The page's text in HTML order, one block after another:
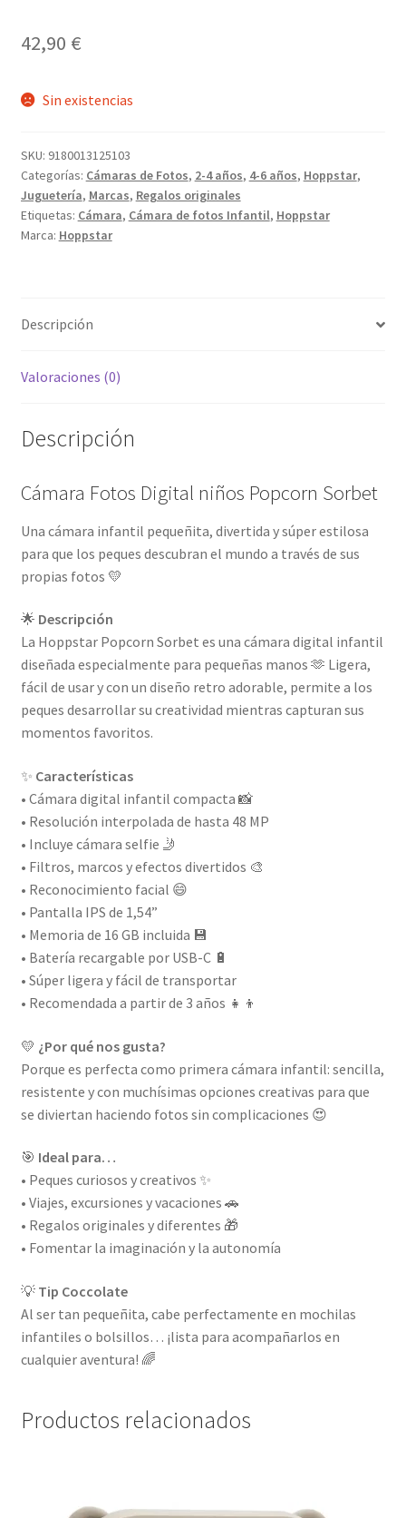
42,90 €
Sin existencias
SKU: 9180013125103
Categorías: Cámaras de Fotos, 2-4 años, 4-6 años, Hoppstar,
Juguetería, Marcas, Regalos originales
Etiquetas: Cámara, Cámara de fotos Infantil, Hoppstar
Marca: Hoppstar
Descripción
Valoraciones (0)
Descripción
Cámara Fotos Digital niños Popcorn Sorbet
Una cámara infantil pequeñita, divertida y súper estilosa
para que los peques descubran el mundo a través de sus
propias fotos 💛
🌟 Descripción
La Hoppstar Popcorn Sorbet es una cámara digital infantil
diseñada especialmente para pequeñas manos 🫶 Ligera,
fácil de usar y con un diseño retro adorable, permite a los
peques desarrollar su creatividad mientras capturan sus
momentos favoritos.
✨ Características
• Cámara digital infantil compacta 📸
• Resolución interpolada de hasta 48 MP
• Incluye cámara selfie 🤳
• Filtros, marcos y efectos divertidos 🎨
• Reconocimiento facial 😄
• Pantalla IPS de 1,54”
• Memoria de 16 GB incluida 💾
• Batería recargable por USB-C 🔋
• Súper ligera y fácil de transportar
• Recomendada a partir de 3 años 👧👦
💛 ¿Por qué nos gusta?
Porque es perfecta como primera cámara infantil: sencilla,
resistente y con muchísimas opciones creativas para que
se diviertan haciendo fotos sin complicaciones 😍
🎯 Ideal para…
• Peques curiosos y creativos ✨
• Viajes, excursiones y vacaciones 🚗
• Regalos originales y diferentes 🎁
• Fomentar la imaginación y la autonomía
💡 Tip Coccolate
Al ser tan pequeñita, cabe perfectamente en mochilas
infantiles o bolsillos… ¡lista para acompañarlos en
cualquier aventura! 🌈
Productos relacionados